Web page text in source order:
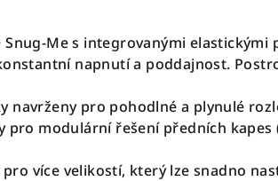
Snug-Me s integrovanými
napnutí a poddajnost.
navrženy pro pohodlné a plynulé
modulární řešení předních
více velikostí, který lze snadno